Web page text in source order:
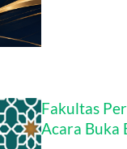
Fakultas
Acara Buka